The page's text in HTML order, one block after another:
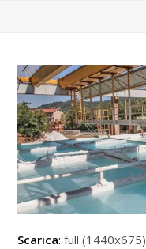
Scarica:full (1440x675)